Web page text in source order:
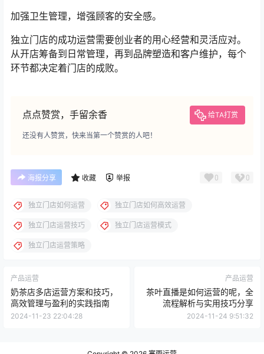
加强卫生管理，增强顾客的安全感。
独立门店的成功运营需要创业者的用心经营和灵活应对。
从开店筹备到日常管理，再到品牌塑造和客户维护，每个
环节都决定着门店的成败。
点点赞赏，手留余香 给TA打赏
还没有人赞赏，快来当第一个赞赏的人吧！
海报分享 收藏 举报 0 0
独立门店如何运营 独立门店如何高效运营
独立门店运营技巧 独立门店运营模式
独立门店运营策略
产品运营
奶茶店多店运营方案和技巧，
高效管理与盈利的实践指南
2024-11-23 22:04:28
产品运营
茶叶直播是如何运营的呢，全
流程解析与实用技巧分享
2024-11-24 9:51:32